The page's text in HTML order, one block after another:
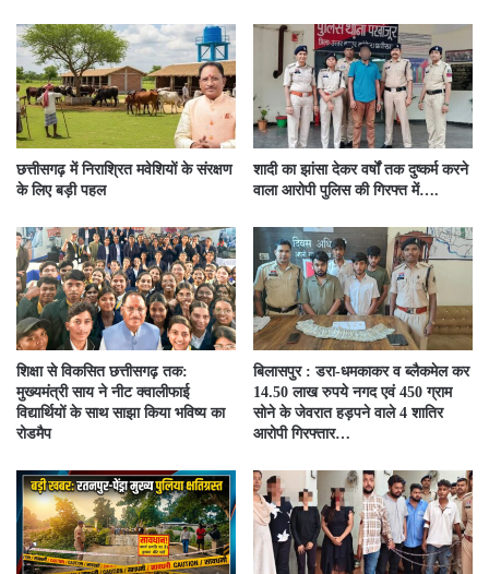
छत्तीसगढ़ में निराश्रित मवेशियों के संरक्षण
के लिए बड़ी पहल
शादी का झांसा देकर वर्षों तक दुष्कर्म करने
वाला आरोपी पुलिस की गिरफ्त में….
शिक्षा से विकसित छत्तीसगढ़ तक:
मुख्यमंत्री साय ने नीट क्वालीफाई
विद्यार्थियों के साथ साझा किया भविष्य का
रोडमैप
बिलासपुर : डरा-धमकाकर व ब्लैकमेल कर
14.50 लाख रुपये नगद एवं 450 ग्राम
सोने के जेवरात हड़पने वाले 4 शातिर
आरोपी गिरफ्तार…